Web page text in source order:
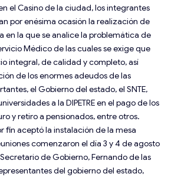
el Casino de la ciudad, los integrantes
por enésima ocasión la realización de
en la que se analice la problemática de
Médico de las cuales se exige que
integral, de calidad y completo, así
de los enormes adeudos de las
el Gobierno del estado, el SNTE,
a la DIPETRE en el pago de los
y retiro a pensionados, entre otros.
fin aceptó la instalación de la mesa
comenzaron el día 3 y 4 de agosto
de Gobierno, Fernando de las
del gobierno del estado,